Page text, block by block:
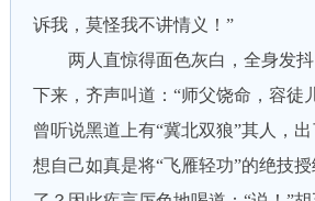
诉我，莫怪我不讲情义！”
两人直惊得面色灰白，全身发抖
下来，齐声叫道：“师父饶命，容徒
曾听说黑道上有“冀北双狼”其人，
想自己如真是将“飞雁轻功”的绝技